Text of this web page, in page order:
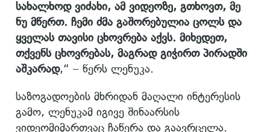
სახალხოდ ვიძახი, ამ ვიდეოზე, გთხოვთ, მე
ნუ მწერთ. ჩემი ძმა გაშორებულია ცოლს და
ყველას თავისი ცხოვრება აქვს. მიხედეთ,
თქვენს ცხოვრებას, მაგრად გიჭირთ პირადში
აშკარად,“ – წერს ლენუკა.
საზოგადოების მხრიდან მაღალი ინტერესის
გამო, ლენუკამ იგივე შინაარსის
ვიდეომიმართვაც ჩაწერა და გაავრცელა.